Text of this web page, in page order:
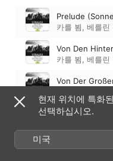
Prelude
카를 뵘, 베를린
Von Den
카를 뵘, 베를린
Von Der
Von Den
Leidenschaften
베를린 필하모닉
현재 위치에 특화
선택하십시오.
미국